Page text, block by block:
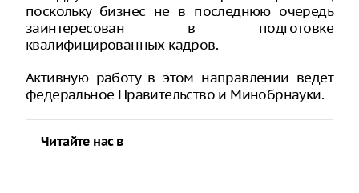
поскольку бизнес не в последнюю очередь
заинтересован в подготовке
квалифицированных кадров.
Активную работу в этом направлении ведет
федеральное Правительство и Минобрнауки.
Читайте нас в